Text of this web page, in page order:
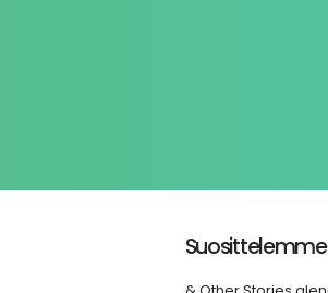
Suosittelemme